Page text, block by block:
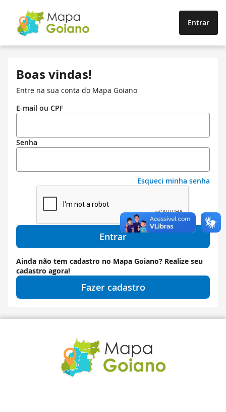
Entrar
Boas vindas!
Entre na sua conta do Mapa Goiano
E-mail ou CPF
Senha
Esqueci minha senha
Entrar
Ainda não tem cadastro no Mapa Goiano? Realize seu
cadastro agora!
Fazer cadastro